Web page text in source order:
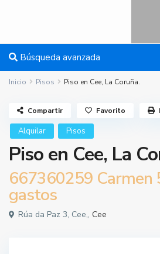
Búsqueda avanzada
Inicio Pisos Piso en Cee, La Coruña.
Alquilar Pisos
Piso en Cee, La
667360259 Carmen
gastos
Rúa da Paz 3, Cee,, Cee
Compartir Favorito